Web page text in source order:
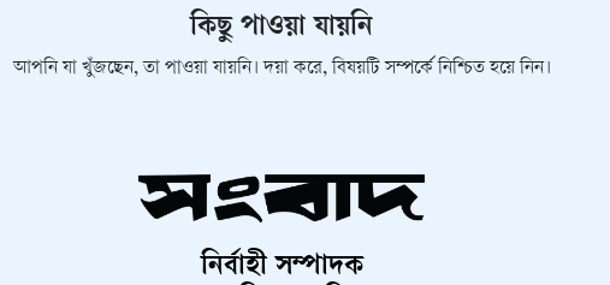
কিছু পাওয়া যায়নি
আপনি যা খুঁজছেন, তা পাওয়া যায়নি। দয়া করে, বিষয়টি সম্পর্কে নিশ্চিত হয়ে নিন।
নির্বাহী সম্পাদক